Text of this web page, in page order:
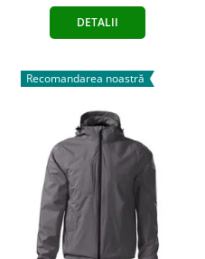
DETALII
Recomandarea noastră